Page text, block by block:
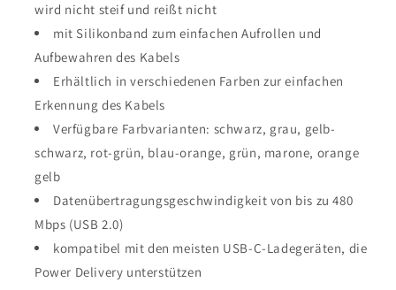
wird nicht steif und reißt nicht
mit Silikonband zum einfachen Aufrollen und
Aufbewahren des Kabels
Erhältlich in verschiedenen Farben zur einfachen
Erkennung des Kabels
Verfügbare Farbvarianten: schwarz, grau, gelb-
schwarz, rot-grün, blau-orange, grün, marone, orange
gelb
Datenübertragungsgeschwindigkeit von bis zu 480
Mbps (USB 2.0)
kompatibel mit den meisten USB-C-Ladegeräten, die
Power Delivery unterstützen